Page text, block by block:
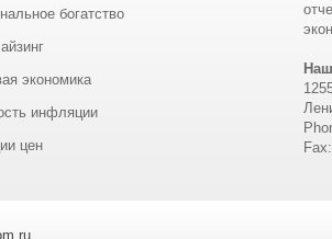
богатство
экономика
инфляции
цен